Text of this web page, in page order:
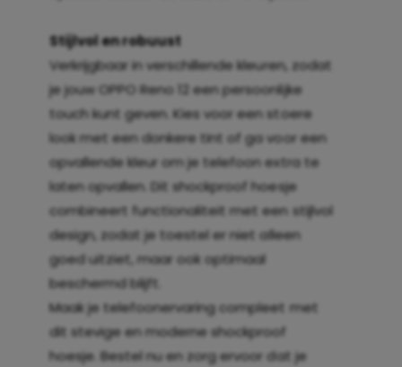
Stijlvol en robuust
Verkrijgbaar in verschillende kleuren, zodat
je jouw OPPO Reno 12 een persoonlijke
touch kunt geven. Kies voor een stoere
look met een donkere tint of ga voor een
opvallende kleur om je telefoon extra te
laten opvallen. Dit shockproof hoesje
combineert functionaliteit met een stijlvol
design, zodat je toestel er niet alleen
goed uitziet, maar ook optimaal
beschermd blijft.
Maak je telefoonervaring compleet met
dit stevige en moderne shockproof
hoesje. Bestel nu en zorg ervoor dat je